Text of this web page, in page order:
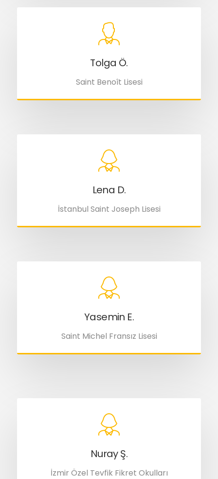
Tolga Ö.
Saint Benoît Lisesi
Lena D.
İstanbul Saint Joseph Lisesi
Yasemin E.
Saint Michel Fransız Lisesi
Nuray Ş.
İzmir Özel Tevfik Fikret Okulları